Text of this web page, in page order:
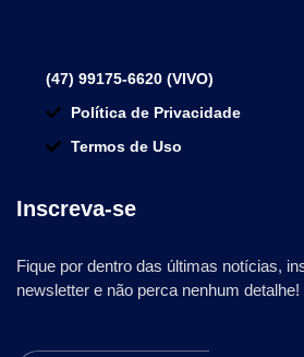
(47) 99175-6620 (VIVO)
Política de Privacidade
Termos de Uso
Inscreva-se
Fique por dentro das últimas notícias,
newsletter e não perca nenhum detalhe!